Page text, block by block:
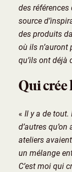
des références
source
des produits
où ils n’auront
qu’ils ont déjà
Qui crée
« Il y a de tout.
d’autres qu’on
ateliers
un mélange
C’est moi qui